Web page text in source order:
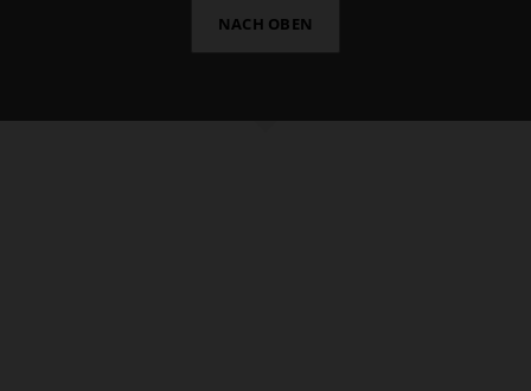
NACH OBEN